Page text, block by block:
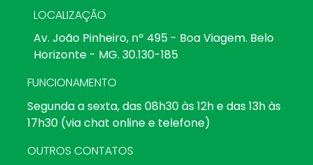
LOCALIZAÇÃO
Av. João Pinheiro, nº 495 - Boa Viagem. Belo
Horizonte - MG. 30.130-185
FUNCIONAMENTO
Segunda a sexta, das 08h30 às 12h e das 13h às
17h30 (via chat online e telefone)
OUTROS CONTATOS